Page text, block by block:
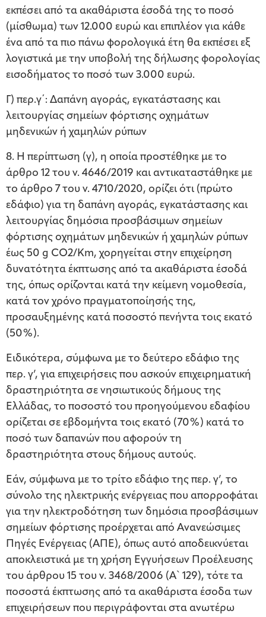
εκπέσει από τα ακαθάριστα έσοδά της το ποσό
(μίσθωμα) των 12.000 ευρώ και επιπλέον για κάθε
ένα από τα πιο πάνω φορολογικά έτη θα εκπέσει εξ
λογιστικά με την υποβολή της δήλωσης φορολογίας
εισοδήματος το ποσό των 3.000 ευρώ.
Γ) περ.γ΄: Δαπάνη αγοράς, εγκατάστασης και
λειτουργίας σημείων φόρτισης οχημάτων
μηδενικών ή χαμηλών ρύπων
8. Η περίπτωση (γ), η οποία προστέθηκε με το
άρθρο 12 του ν. 4646/2019 και αντικαταστάθηκε με
το άρθρο 7 του ν. 4710/2020, ορίζει ότι (πρώτο
εδάφιο) για τη δαπάνη αγοράς, εγκατάστασης και
λειτουργίας δημόσια προσβάσιμων σημείων
φόρτισης οχημάτων μηδενικών ή χαμηλών ρύπων
έως 50 g CO2/Km, χορηγείται στην επιχείρηση
δυνατότητα έκπτωσης από τα ακαθάριστα έσοδά
της, όπως ορίζονται κατά την κείμενη νομοθεσία,
κατά τον χρόνο πραγματοποίησής της,
προσαυξημένης κατά ποσοστό πενήντα τοις εκατό
(50%).
Ειδικότερα, σύμφωνα με το δεύτερο εδάφιο της
περ. γ’, για επιχειρήσεις που ασκούν επιχειρηματική
δραστηριότητα σε νησιωτικούς δήμους της
Ελλάδας, το ποσοστό του προηγούμενου εδαφίου
ορίζεται σε εβδομήντα τοις εκατό (70%) κατά το
ποσό των δαπανών που αφορούν τη
δραστηριότητα στους δήμους αυτούς.
Εάν, σύμφωνα με το τρίτο εδάφιο της περ. γ’, το
σύνολο της ηλεκτρικής ενέργειας που απορροφάται
για την ηλεκτροδότηση των δημόσια προσβάσιμων
σημείων φόρτισης προέρχεται από Ανανεώσιμες
Πηγές Ενέργειας (ΑΠΕ), όπως αυτό αποδεικνύεται
αποκλειστικά με τη χρήση Εγγυήσεων Προέλευσης
του άρθρου 15 του ν. 3468/2006 (Α` 129), τότε τα
ποσοστά έκπτωσης από τα ακαθάριστα έσοδα των
επιχειρήσεων που περιγράφονται στα ανωτέρω